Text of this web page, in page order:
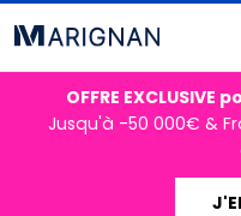
OFFRE
Jusqu'à -50 000€ &